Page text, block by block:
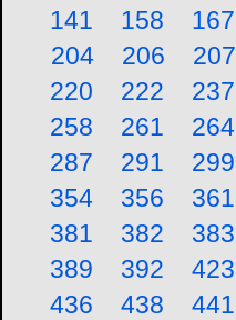
141
158 167
204
206 207
220
222 237
258
261 264
287
291 299
354
356 361
381
382 383
389
392 423
436
438 441